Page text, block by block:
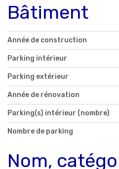
Bâtiment
Année de construction
Parking intérieur
Parking extérieur
Année de rénovation
Parking(s) intérieur (nombre)
Nombre de parking
Nom,